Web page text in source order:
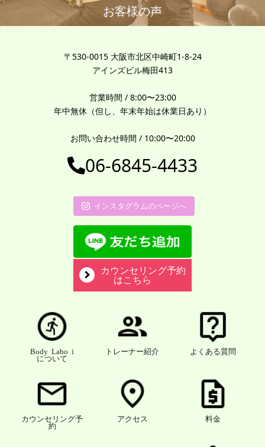
お客様の声
〒530-0015 大阪市北区中崎町1-8-24
アインズビル梅田413
営業時間 / 8:00〜23:00
年中無休（但し、年末年始は休業日あり）
お問い合わせ時間 / 10:00〜20:00
06-6845-4433
インスタグラムのページへ
カウンセリング予約
はこちら
Body Labo i
について
トレーナー紹介 よくある質問
カウンセリング予
約
アクセス 料金